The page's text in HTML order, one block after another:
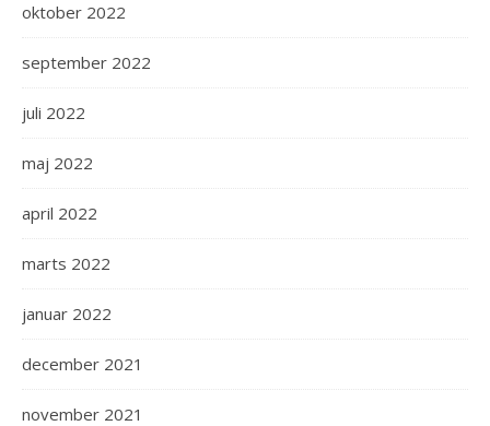
oktober 2022
september 2022
juli 2022
maj 2022
april 2022
marts 2022
januar 2022
december 2021
november 2021